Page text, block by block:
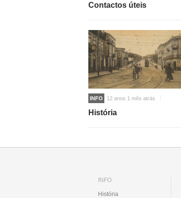
Contactos úteis
INFO 12 anos 1 mês atrás
História
INFO
História